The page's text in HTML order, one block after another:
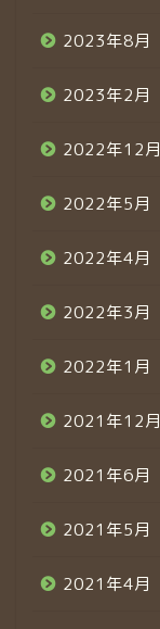
2023年8月
2023年2月
2022年12月
2022年5月
2022年4月
2022年3月
2022年1月
2021年12月
2021年6月
2021年5月
2021年4月